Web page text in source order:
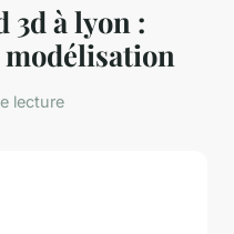
3d à lyon :
modélisation
lecture